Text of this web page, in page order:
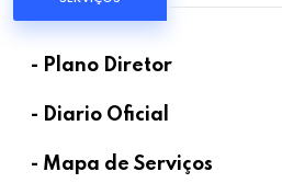
- Plano Diretor
- Diario Oficial
- Mapa de Serviços